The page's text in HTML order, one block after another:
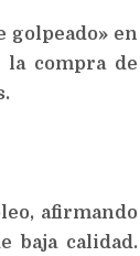
golpeado» en
la compra de
afirmando
baja calidad.